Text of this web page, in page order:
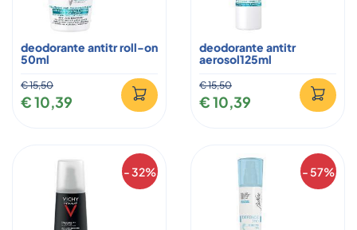
deodorante antitr roll-on
50ml
€ 15,50
€ 10,39
deodorante antitr
aerosol125ml
€ 15,50
€ 10,39
- 32% - 57%